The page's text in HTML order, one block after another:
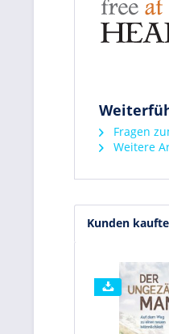
Fragen
Weitere
Kunden